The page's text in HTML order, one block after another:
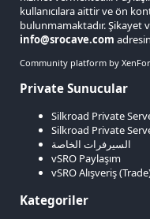
kullanıcılara aittir ve ön
bulunmamaktadır. Şikayet
info@srocave.com
Community platform by
Private Sunucular
Silkroad Private
Silkroad Private
السيرفرات الخاصة
vSRO Paylaşım
vSRO Alışveriş
Kategoriler